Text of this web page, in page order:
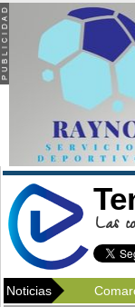
Las
Noticias